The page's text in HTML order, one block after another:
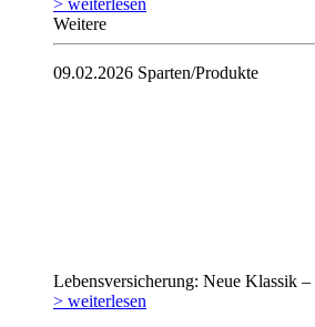
Weitere
09.02.2026 Sparten/Produkte
Lebensversicherung: Neue Klassik –
> weiterlesen